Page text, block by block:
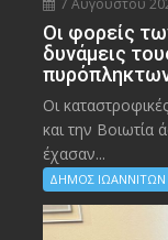
7 Αυγούστου
Οι φορείς
δυνάμεις
Οι
και την
έχασαν...
ΔΗΜΟΣ ΙΩΑΝΝΙΤΩΝ